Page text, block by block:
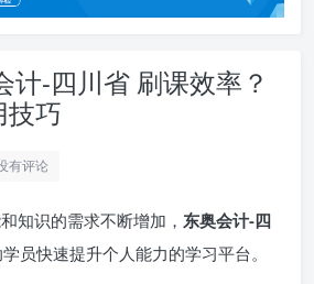
计-四川省 刷课效率？
技巧
有评论
知识的需求不断增加， 东奥会计-四
员快速提升个人能力的学习平台。